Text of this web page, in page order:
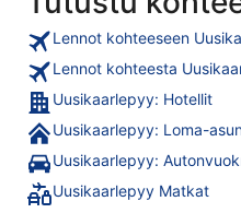
Lennot kohteeseen
Lennot kohteesta
Uusikaarlepyy: Hotellit
Uusikaarlepyy: Loma-
Uusikaarlepyy:
Uusikaarlepyy Matkat